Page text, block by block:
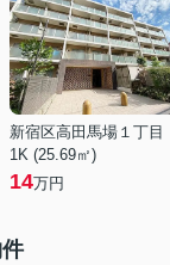
新宿区高田馬場１丁目
1K (25.69㎡)
14万円